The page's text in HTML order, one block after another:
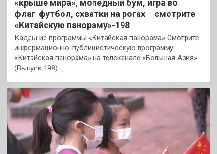
«крыше мира», мопедный бум, игра во
флаг-футбол, схватки на рогах – смотрите
«Китайскую панораму»-198
Кадры из программы «Китайская панорама» Смотрите
информационно-публицистическую программу
«Китайская панорама» на телеканале «Большая Азия»
(Выпуск 198):…